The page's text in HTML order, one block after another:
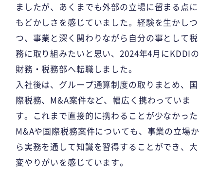
ましたが、あくまでも外部の立場に留まる点に
もどかしさを感じていました。経験を生かしつ
つ、事業と深く関わりながら自分の事として税
務に取り組みたいと思い、2024年4月にKDDIの
財務・税務部へ転職しました。
入社後は、グループ通算制度の取りまとめ、国
際税務、M&A案件など、幅広く携わっていま
す。これまで直接的に携わることが少なかった
M&Aや国際税務案件についても、事業の立場か
ら実務を通して知識を習得することができ、大
変やりがいを感じています。